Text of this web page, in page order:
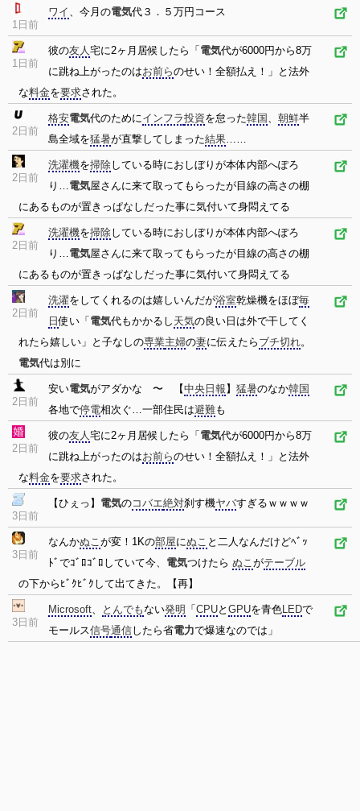
1日前
ワイ 、今月の電気代３．５万円コース
1日前
彼の友人宅に2ヶ月居候したら「 電気代が6000円から8万
に跳ね上がったのはお前らのせい！全額払え！」と法外
な料金を要求された。
2日前
格安電気代のためにインフラ投資を怠った韓国 、 朝鮮半
島全域を猛暑が直撃してしまった結果……
2日前
洗濯機を掃除している時におしぼりが本体内部へぽろ
り…電気屋さんに来て取ってもらったが目線の高さの棚
にあるものが置きっぱなしだった事に気付いて身悶えてる
2日前
洗濯機を掃除している時におしぼりが本体内部へぽろ
り…電気屋さんに来て取ってもらったが目線の高さの棚
にあるものが置きっぱなしだった事に気付いて身悶えてる
2日前
洗濯をしてくれるのは嬉しいんだが浴室乾燥機をほぼ毎
日使い「 電気代もかかるし 天気の良い日は外で干してく
れたら嬉しい」と子なしの専業主婦の妻に伝えたら ブチ切れ。
電気代は別に
2日前
安い電気がアダかな 〜 【中央日報 】 猛暑のなか韓国
各地で停電相次ぐ…一部住民は避難も
2日前
彼の友人宅に2ヶ月居候したら「 電気代が6000円から8万
に跳ね上がったのはお前らのせい！全額払え！」と法外
な料金を要求された。
3日前
【ひぇっ】 電気のコバエ絶対刹す機ヤバすぎるｗｗｗｗ
3日前
なんかぬこ が変！1Kの部屋にぬこ と二人なんだけどﾍﾞｯ
ﾄﾞでｺﾞﾛｺﾞﾛしていて今、 電気つけたら ぬこ がテーブル
の下からﾋﾞｸﾋﾞｸして出てきた。【再】
3日前
Microsoft、 とんでもない発明 「 CPUと GPUを青色LEDで
モールス信号通信したら省電力で爆速なのでは」